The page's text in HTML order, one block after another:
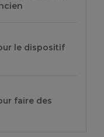
le dispositif
faire des